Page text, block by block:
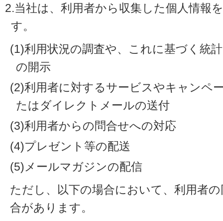
2.当社は、利用者から収集した個人情報
す。
(1)利用状況の調査や、これに基づく統
の開示
(2)利用者に対するサービスやキャンペ
たはダイレクトメールの送付
(3)利用者からの問合せへの対応
(4)プレゼント等の配送
(5)メールマガジンの配信
ただし、以下の場合において、利用者
合があります。